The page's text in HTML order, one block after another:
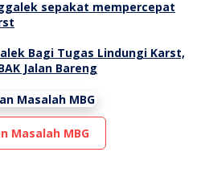
Bagi Tugas Lindungi Karst,
Jalan Bareng
Masalah MBG